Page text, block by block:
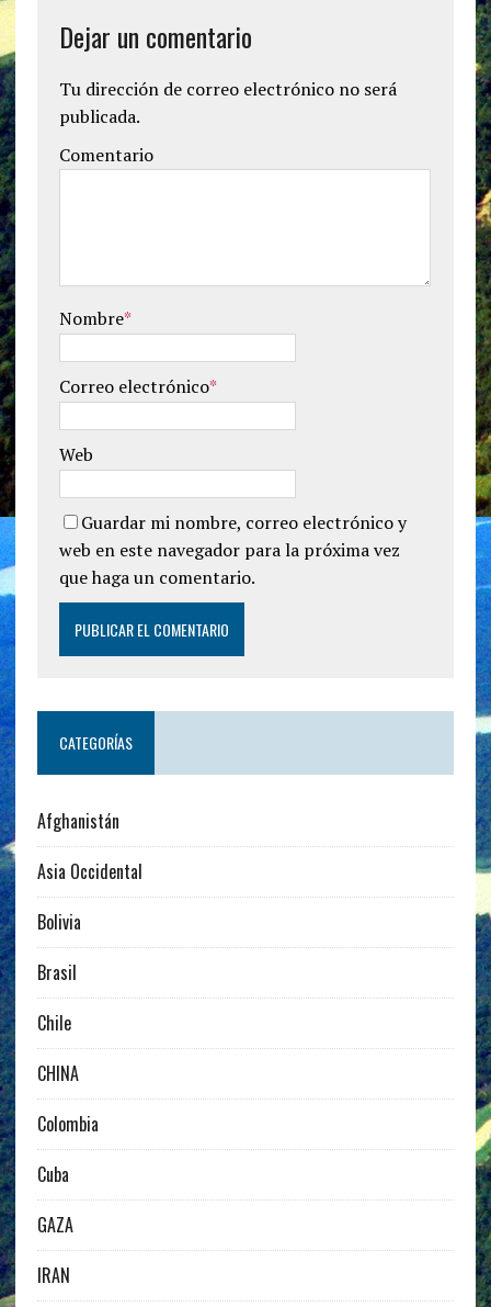
Dejar un comentario
Tu dirección de correo electrónico no será
publicada.
Comentario
Nombre*
Correo electrónico*
Web
Guardar mi nombre, correo electrónico y
web en este navegador para la próxima vez
que haga un comentario.
CATEGORÍAS
Afghanistán
Asia Occidental
Bolivia
Brasil
Chile
CHINA
Colombia
Cuba
GAZA
IRAN